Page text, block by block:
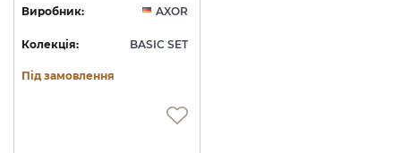
Виробник: AXOR
Колекція: BASIC SET
Під замовлення